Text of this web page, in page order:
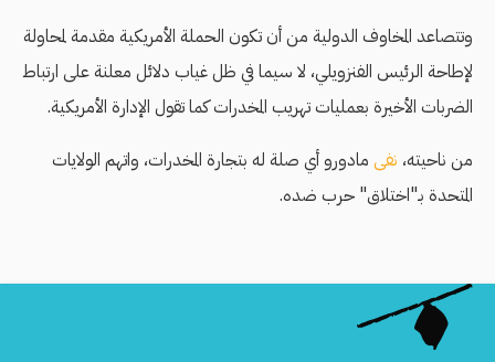
وتتصاعد المخاوف الدولية من أن تكون الحملة الأمريكية مقدمة لمحاولة
لإطاحة الرئيس الفنزويلي، لا سيما في ظل غياب دلائل معلنة على ارتباط
الضربات الأخيرة بعمليات تهريب المخدرات كما تقول الإدارة الأمريكية.
من ناحيته، نفى مادورو أي صلة له بتجارة المخدرات، واتهم الولايات
المتحدة بـ"اختلاق" حرب ضده.